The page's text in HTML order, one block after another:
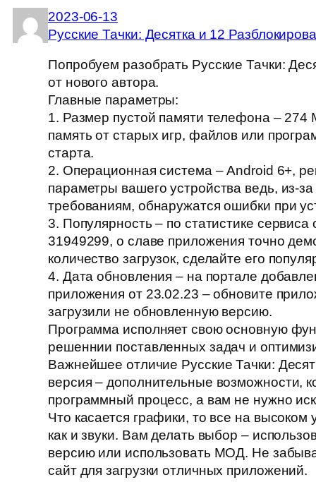
2023-06-13
Русские Тачки: Десятка и 12
Попробуем разобрать Русские Тачки:
от нового автора.
Главные параметры:
1. Размер пустой памяти телефона – 274
память от старых игр, файлов или
старта.
2. Операционная система – Android 6+,
параметры вашего устройства ведь, из-за
требованиям, обнаружатся ошибки при
3. Популярность – по статистике сервиса
31949299, о славе приложения точно
количество загрузок, сделайте его
4. Дата обновления – на портале
приложения от 23.02.23 – обновите
загрузили не обновленную версию.
Программа исполняет свою основную
решеннии поставленных задач и
Важнейшее отличие Русские Тачки:
версия – дополнительные возможности,
программный процесс, а вам не нужно
Что касается графики, то все на высоком
как и звуки. Вам делать выбор –
версию или использовать МОД. Не
сайт для загрузки отличных приложений.